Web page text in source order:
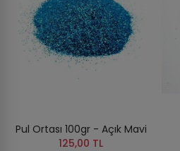
Pul Ortası 100gr - Açık Mavi
125,00 TL